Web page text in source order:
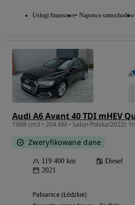
Usługi finansowe Naprawa samochodów
Zweryfikowane dane
119 400 km Diesel
2021
Pabianice (Łódzkie)